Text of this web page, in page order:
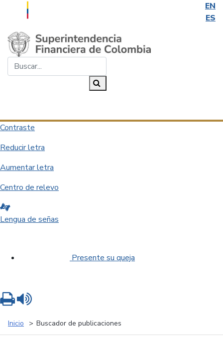
EN
ES
Saltar al contenido principal
Contraste
Reducir letra
Aumentar letra
Centro de relevo
Lengua de señas
Presente su queja
Inicio Buscador de publicaciones
Imprimir